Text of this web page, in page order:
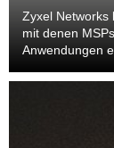
Zyxel Networks
mit denen
Anwendungen